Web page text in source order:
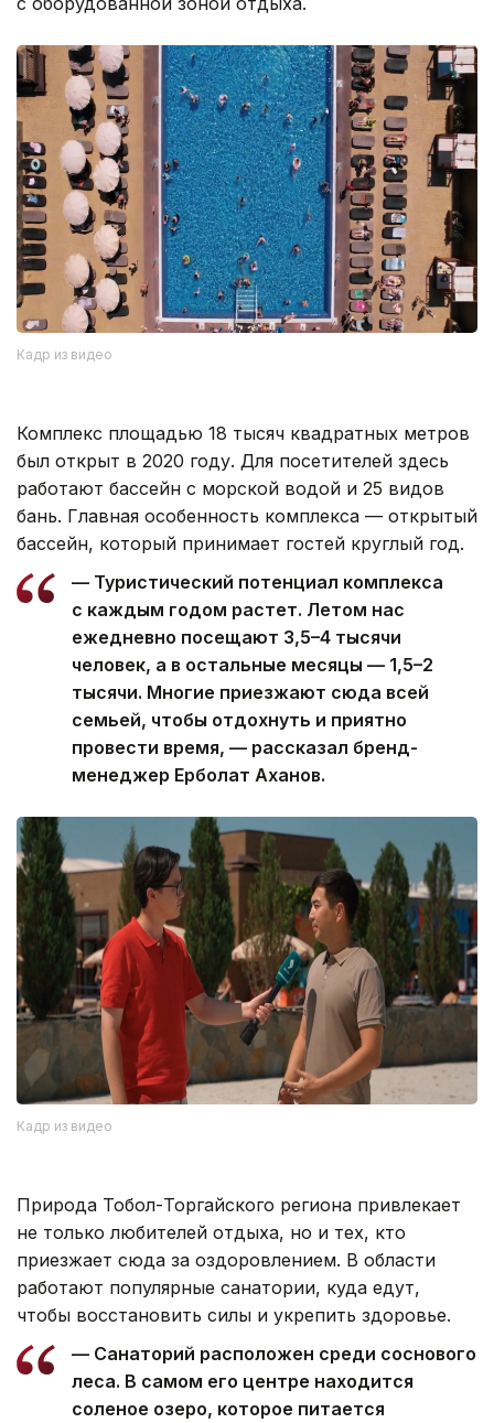
Кадр из видео
Комплекс площадью 18 тысяч квадратных метров
был открыт в 2020 году. Для посетителей здесь
работают бассейн с морской водой и 25 видов
бань. Главная особенность комплекса — открытый
бассейн, который принимает гостей круглый год.
— Туристический потенциал комплекса
с каждым годом растет. Летом нас
ежедневно посещают 3,5–4 тысячи
человек, а в остальные месяцы — 1,5–2
тысячи. Многие приезжают сюда всей
семьей, чтобы отдохнуть и приятно
провести время, — рассказал бренд-
менеджер Ерболат Аханов.
Кадр из видео
Природа Тобол-Торгайского региона привлекает
не только любителей отдыха, но и тех, кто
приезжает сюда за оздоровлением. В области
работают популярные санатории, куда едут,
чтобы восстановить силы и укрепить здоровье.
— Санаторий расположен среди соснового
леса. В самом его центре находится
соленое озеро, которое питается